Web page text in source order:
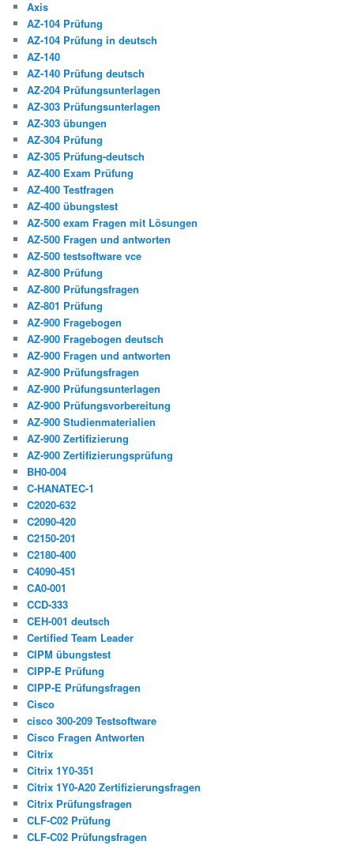
Axis
AZ-104 Prüfung
AZ-104 Prüfung in deutsch
AZ-140
AZ-140 Prüfung deutsch
AZ-204 Prüfungsunterlagen
AZ-303 Prüfungsunterlagen
AZ-303 übungen
AZ-304 Prüfung
AZ-305 Prüfung-deutsch
AZ-400 Exam Prüfung
AZ-400 Testfragen
AZ-400 übungstest
AZ-500 exam Fragen mit Lösungen
AZ-500 Fragen und antworten
AZ-500 testsoftware vce
AZ-800 Prüfung
AZ-800 Prüfungsfragen
AZ-801 Prüfung
AZ-900 Fragebogen
AZ-900 Fragebogen deutsch
AZ-900 Fragen und antworten
AZ-900 Prüfungsfragen
AZ-900 Prüfungsunterlagen
AZ-900 Prüfungsvorbereitung
AZ-900 Studienmaterialien
AZ-900 Zertifizierung
AZ-900 Zertifizierungsprüfung
BH0-004
C-HANATEC-1
C2020-632
C2090-420
C2150-201
C2180-400
C4090-451
CA0-001
CCD-333
CEH-001 deutsch
Certified Team Leader
CIPM übungstest
CIPP-E Prüfung
CIPP-E Prüfungsfragen
Cisco
cisco 300-209 Testsoftware
Cisco Fragen Antworten
Citrix
Citrix 1Y0-351
Citrix 1Y0-A20 Zertifizierungsfragen
Citrix Prüfungsfragen
CLF-C02 Prüfung
CLF-C02 Prüfungsfragen